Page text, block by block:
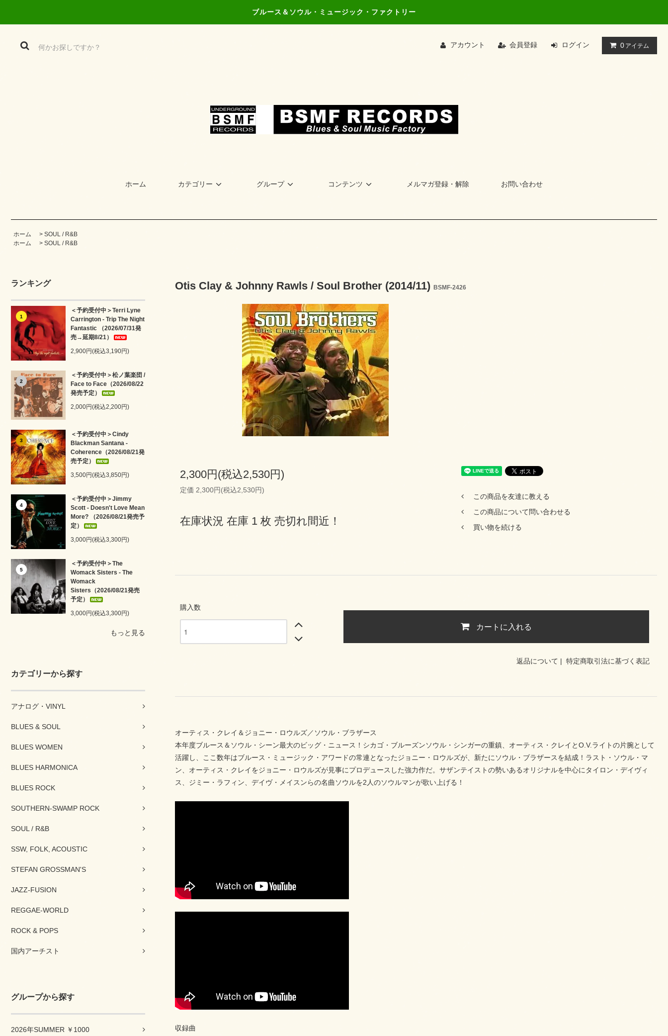
ブルース＆ソウル・ミュージック・ファクトリー
アカウント 会員登録 ログイン 0 アイテム
ホーム カテゴリー グループ コンテンツ メルマガ登録・解除 お問い合わせ
ホーム > SOUL / R&B
ホーム
> SOUL / R&B
ランキング
1
＜予約受付中＞Terri Lyne
Carrington - Trip The Night
Fantastic （2026/07/31発
売→延期8/21）
2,900円(税込3,190円)
2
＜予約受付中＞松ノ葉楽団 /
Face to Face（2026/08/22
発売予定）
2,000円(税込2,200円)
3
＜予約受付中＞Cindy
Blackman Santana -
Coherence（2026/08/21発
売予定）
3,500円(税込3,850円)
4
＜予約受付中＞Jimmy
Scott - Doesn't Love Mean
More? （2026/08/21発売予
定）
3,000円(税込3,300円)
5
＜予約受付中＞The
Womack Sisters - The
Womack
Sisters（2026/08/21発売
予定）
3,000円(税込3,300円)
もっと見る
カテゴリーから探す
アナログ・VINYL
BLUES & SOUL
BLUES WOMEN
BLUES HARMONICA
BLUES ROCK
SOUTHERN-SWAMP ROCK
SOUL / R&B
SSW, FOLK, ACOUSTIC
STEFAN GROSSMAN'S
JAZZ-FUSION
REGGAE-WORLD
ROCK & POPS
国内アーチスト
グループから探す
2026年SUMMER ￥1000
Otis Clay & Johnny Rawls / Soul Brother (2014/11) BSMF-2426
2,300円(税込2,530円)
定価 2,300円(税込2,530円)
在庫状況 在庫 1 枚 売切れ間近！
この商品を友達に教える
この商品について問い合わせる
買い物を続ける
購入数
カートに入れる
返品について | 特定商取引法に基づく表記
オーティス・クレイ＆ジョニー・ロウルズ／ソウル・ブラザース
本年度ブルース＆ソウル・シーン最大のビッグ・ニュース！シカゴ・ブルーズンソウル・シンガーの重鎮、オーティス・クレイとO.V.ライトの片腕として
活躍し、ここ数年はブルース・ミュージック・アワードの常連となったジョニー・ロウルズが、新たにソウル・ブラザースを結成！ラスト・ソウル・マ
ン、オーティス・クレイをジョニー・ロウルズが見事にプロデュースした強力作だ。サザンテイストの勢いあるオリジナルを中心にタイロン・デイヴィ
ス、ジミー・ラフィン、デイヴ・メイスンらの名曲ソウルを2人のソウルマンが歌い上げる！
収録曲